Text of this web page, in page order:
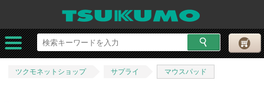
ツクモネットショップ サプライ マウスパッド